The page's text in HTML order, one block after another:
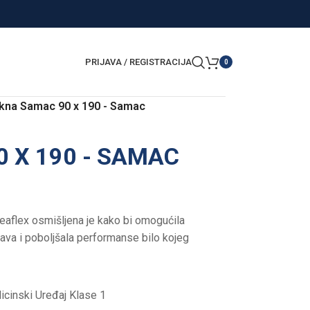
PRIJAVA / REGISTRACIJA 0
Samac 90 x 190 - Samac
X 190 - SAMAC
osmišljena je kako bi omogućila
i poboljšala performanse bilo kojeg
Uređaj Klase 1